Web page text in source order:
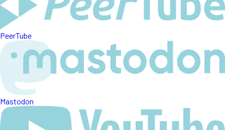
PeerTube
Mastodon